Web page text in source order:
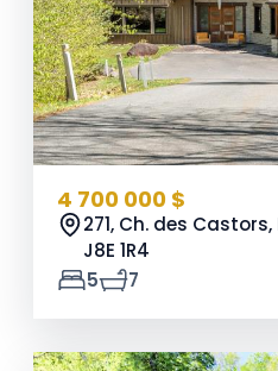
4 700 000 $
271, Ch. des
J8E 1R4
5
7